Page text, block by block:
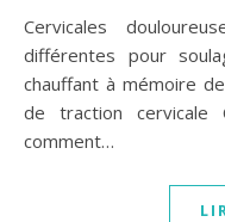
Cervicales douloureuses ? Découvrez 2 approches
différentes pour
chauffant à mémoire
de traction cervicale
comment…